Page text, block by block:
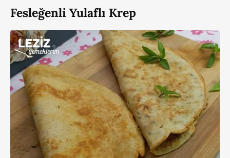
Fesleğenli Yulaflı Krep